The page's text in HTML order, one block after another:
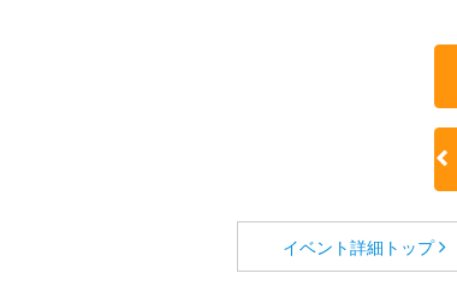
イベント詳細 トップ